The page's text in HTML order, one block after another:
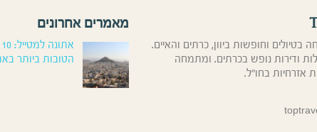
מאמרים אחרונים
הטובות ביותר
וחופשות ביוון, כרתים והאיים.
ודירות נופש בכרתים. ומתמחה
אזרחיות בחו”ל.